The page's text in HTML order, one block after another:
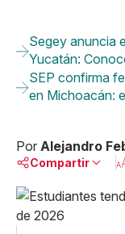
Segey anuncia
Yucatán:
SEP confirma
en Michoacán:
Por Alejandro
Compartir
Linkedin